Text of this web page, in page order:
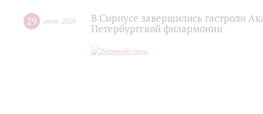
29 июля 2026
В Сириусе завершились гастроли
Петербургской филармонии